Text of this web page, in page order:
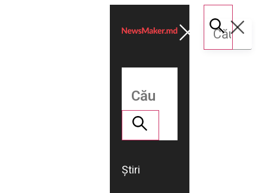
Știri